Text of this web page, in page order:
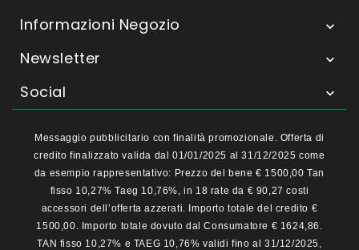
Informazioni Negozio 
Newsletter 
Social 
Messaggio pubblicitario con finalità promozionale. Offerta di
credito finalizzato valida dal 01/01/2025 al 31/12/2025 come
da esempio rappresentativo: Prezzo del bene € 1500,00 Tan
fisso 10,27% Taeg 10,76%, in 18 rate da € 90,27 costi
accessori dell’offerta azzerati. Importo totale del credito €
1500,00. Importo totale dovuto dal Consumatore € 1624,86.
TAN fisso 10,27% e TAEG 10,76% validi fino al 31/12/2025,